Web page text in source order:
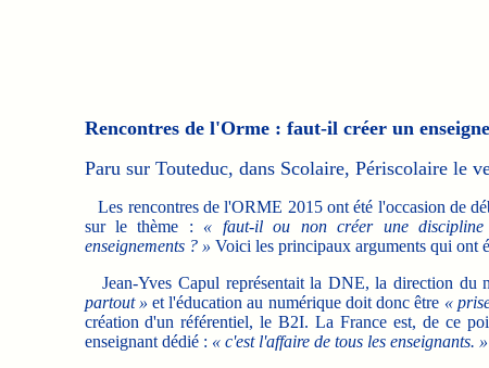
Rencontres de l'Orme : faut-il créer un
Paru sur Touteduc, dans Scolaire, Périscolaire le
Les rencontres de l'ORME 2015 ont été l'occasion de
sur le thème : « faut-il ou non créer une
enseignements ? » Voici les principaux arguments qui ont
Jean-Yves Capul représentait la DNE, la direction du
partout » et l'éducation au numérique doit donc être «
création d'un référentiel, le B2I. La France est, de ce
enseignant dédié : « c'est l'affaire de tous les enseignants. »